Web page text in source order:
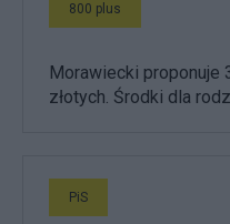
800 plus
Morawiecki proponuje
złotych. Środki dla
PiS